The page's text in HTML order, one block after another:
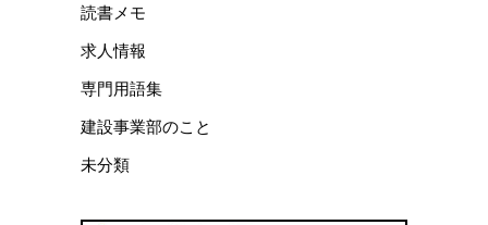
読書メモ
求人情報
専門用語集
建設事業部のこと
未分類